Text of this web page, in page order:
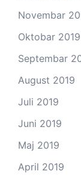
Novembar
Oktobar 2019
Septembar
August 2019
Juli 2019
Juni 2019
Maj 2019
April 2019